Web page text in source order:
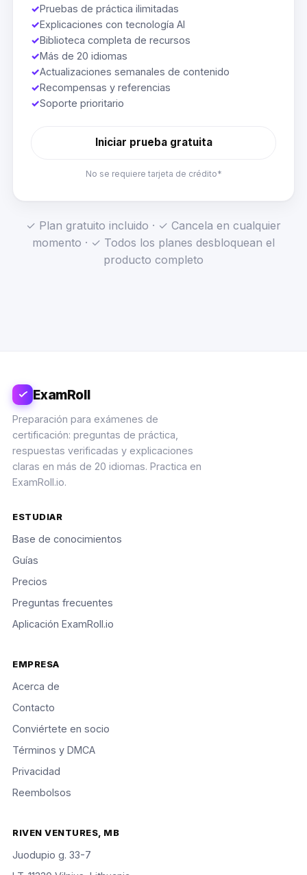
✓Pruebas de práctica ilimitadas
✓Explicaciones con tecnología AI
✓Biblioteca completa de recursos
✓Más de 20 idiomas
✓Actualizaciones semanales de contenido
✓Recompensas y referencias
✓Soporte prioritario
Iniciar prueba gratuita
No se requiere tarjeta de crédito*
✓ Plan gratuito incluido · ✓ Cancela en cualquier
momento · ✓ Todos los planes desbloquean el
producto completo
ExamRoll
Preparación para exámenes de
certificación: preguntas de práctica,
respuestas verificadas y explicaciones
claras en más de 20 idiomas. Practica en
ExamRoll.io.
ESTUDIAR
Base de conocimientos
Guías
Precios
Preguntas frecuentes
Aplicación ExamRoll.io
EMPRESA
Acerca de
Contacto
Conviértete en socio
Términos y DMCA
Privacidad
Reembolsos
RIVEN VENTURES, MB
Juodupio g. 33-7